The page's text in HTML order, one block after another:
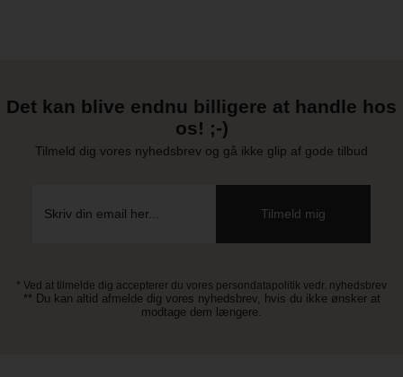
Det kan blive endnu billigere at handle hos
os! ;-)
Tilmeld dig vores nyhedsbrev og gå ikke glip af gode tilbud
* Ved at tilmelde dig accepterer du vores persondatapolitik vedr. nyhedsbrev
** Du kan altid afmelde dig vores nyhedsbrev, hvis du ikke ønsker at
modtage dem længere.